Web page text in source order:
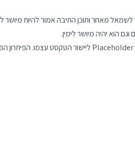
מאחר ותוכן התיבה אמור להיות מיושר
הוא יהיה מיושר לימין.